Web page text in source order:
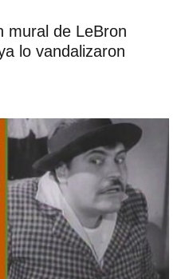
mural de LeBron
lo vandalizaron